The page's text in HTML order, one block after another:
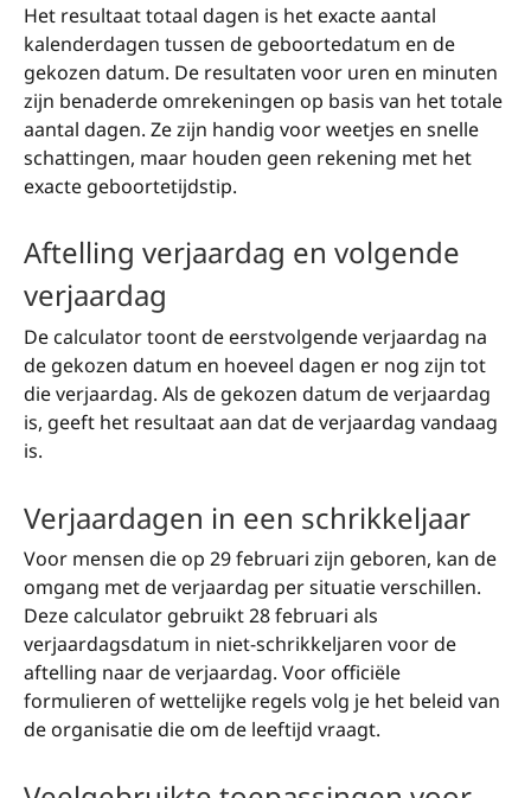
Het resultaat totaal dagen is het exacte aantal
kalenderdagen tussen de geboortedatum en de
gekozen datum. De resultaten voor uren en minuten
zijn benaderde omrekeningen op basis van het totale
aantal dagen. Ze zijn handig voor weetjes en snelle
schattingen, maar houden geen rekening met het
exacte geboortetijdstip.
Aftelling verjaardag en volgende
verjaardag
De calculator toont de eerstvolgende verjaardag na
de gekozen datum en hoeveel dagen er nog zijn tot
die verjaardag. Als de gekozen datum de verjaardag
is, geeft het resultaat aan dat de verjaardag vandaag
is.
Verjaardagen in een schrikkeljaar
Voor mensen die op 29 februari zijn geboren, kan de
omgang met de verjaardag per situatie verschillen.
Deze calculator gebruikt 28 februari als
verjaardagsdatum in niet-schrikkeljaren voor de
aftelling naar de verjaardag. Voor officiële
formulieren of wettelijke regels volg je het beleid van
de organisatie die om de leeftijd vraagt.